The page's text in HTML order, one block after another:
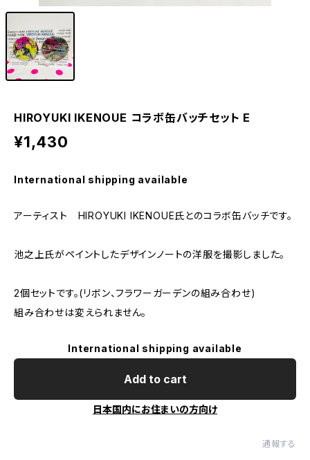
HIROYUKI IKENOUE コラボ缶バッチセット E
¥1,430
International shipping available
アーティスト HIROYUKI IKENOUE氏とのコラボ缶バッチです。
池之上氏がペイントしたデザインノートの洋服を撮影しました。
2個セットです。(リボン、フラワーガーデンの組み合わせ)
組み合わせは変えられません。
International shipping available
Add to cart
日本国内にお住まいの方向け
通報する